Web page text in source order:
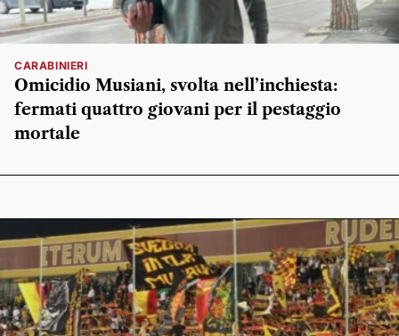
CARABINIERI
Omicidio Musiani, svolta nell’inchiesta:
fermati quattro giovani per il pestaggio
mortale